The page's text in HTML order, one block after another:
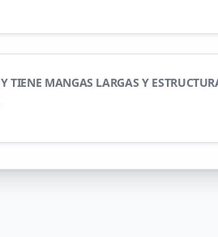
TIENE MANGAS LARGAS Y